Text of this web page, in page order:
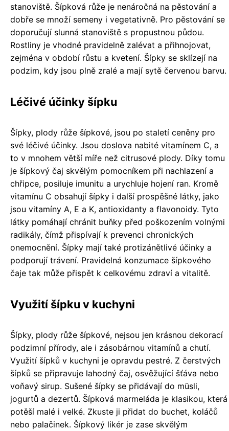
stanoviště. Šípková růže je nenáročná na pěstování a
dobře se množí semeny i vegetativně. Pro pěstování se
doporučují slunná stanoviště s propustnou půdou.
Rostliny je vhodné pravidelně zalévat a přihnojovat,
zejména v období růstu a kvetení. Šípky se sklízejí na
podzim, kdy jsou plně zralé a mají sytě červenou barvu.
Léčivé účinky šípku
Šípky, plody růže šípkové, jsou po staletí ceněny pro
své léčivé účinky. Jsou doslova nabité vitamínem C, a
to v mnohem větší míře než citrusové plody. Díky tomu
je šípkový čaj skvělým pomocníkem při nachlazení a
chřipce, posiluje imunitu a urychluje hojení ran. Kromě
vitamínu C obsahují šípky i další prospěšné látky, jako
jsou vitamíny A, E a K, antioxidanty a flavonoidy. Tyto
látky pomáhají chránit buňky před poškozením volnými
radikály, čímž přispívají k prevenci chronických
onemocnění. Šípky mají také protizánětlivé účinky a
podporují trávení. Pravidelná konzumace šípkového
čaje tak může přispět k celkovému zdraví a vitalitě.
Využití šípku v kuchyni
Šípky, plody růže šípkové, nejsou jen krásnou dekorací
podzimní přírody, ale i zásobárnou vitamínů a chutí.
Využití šípků v kuchyni je opravdu pestré. Z čerstvých
šípků se připravuje lahodný čaj, osvěžující šťáva nebo
voňavý sirup. Sušené šípky se přidávají do müsli,
jogurtů a dezertů. Šípková marmeláda je klasikou, která
potěší malé i velké. Zkuste ji přidat do buchet, koláčů
nebo palačinek. Šípkový likér je zase skvělým